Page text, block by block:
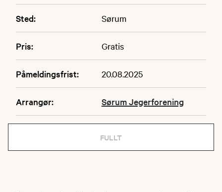
Sted: Sørum
Pris: Gratis
Påmeldingsfrist: 20.08.2025
Arrangør: Sørum Jegerforening
FULLT